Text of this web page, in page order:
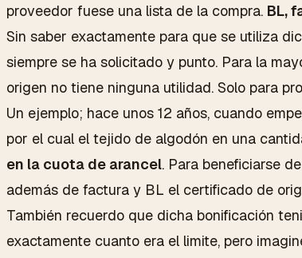
proveedor fuese una lista de la compra. BL,
Sin saber exactamente para que se utiliza
siempre se ha solicitado y punto. Para la
origen no tiene ninguna utilidad. Solo para
Un ejemplo; hace unos 12 años, cuando
por el cual el tejido de algodón en una
en la cuota de arancel. Para beneficiarse
además de factura y BL el certificado de
También recuerdo que dicha bonificación
exactamente cuanto era el limite, pero